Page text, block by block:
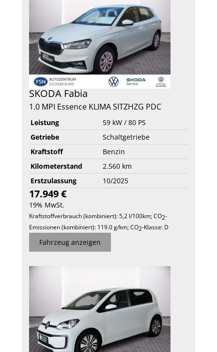
SKODA Fabia
1.0 MPI Essence KLIMA SITZHZG PDC
Leistung
59 kW / 80 PS
Getriebe
Schaltgetriebe
Kraftstoff
Benzin
Kilometerstand
2.560 km
Erstzulassung
10/2025
17.949 €
19% MwSt.
Kraftstoffverbrauch (kombiniert): 5,2 l/100km;CO2-
Emissionen (kombiniert): 119.0 g/km;CO2-Klasse: D
Fahrzeug anzeigen